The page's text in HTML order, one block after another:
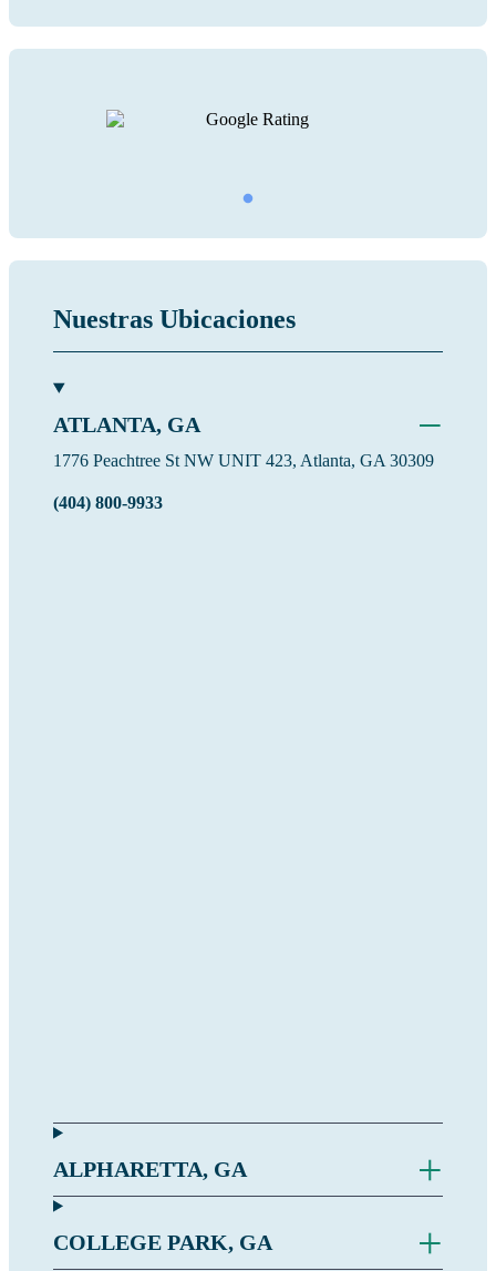
Nuestras Ubicaciones
ATLANTA, GA −
1776 Peachtree St NW UNIT 423, Atlanta, GA 30309
(404) 800-9933
ALPHARETTA, GA +
COLLEGE PARK, GA +